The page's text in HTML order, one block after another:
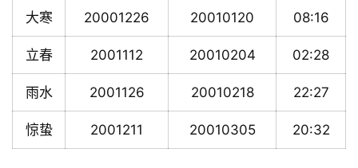
大寒 20001226 20010120 08:16
立春 2001112 20010204 02:28
雨水 2001126 20010218 22:27
惊蛰 2001211 20010305 20:32